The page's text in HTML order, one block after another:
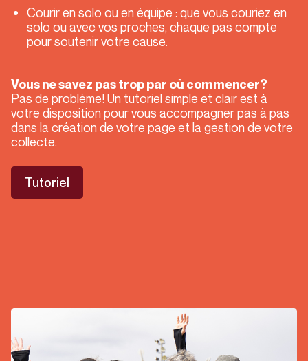
Courir en solo ou en équipe : que vous couriez en
solo ou avec vos proches, chaque pas compte
pour soutenir votre cause.
Vous ne savez pas trop par où commencer?
Pas de problème! Un tutoriel simple et clair est à
votre disposition pour vous accompagner pas à pas
dans la création de votre page et la gestion de votre
collecte.
Tutoriel